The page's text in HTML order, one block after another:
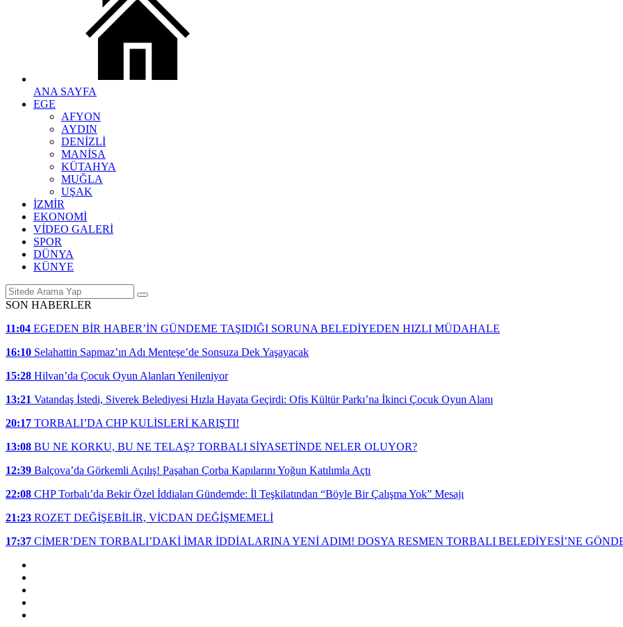
ANA SAYFA
EGE
AFYON
AYDIN
DENİZLİ
MANİSA
KÜTAHYA
MUĞLA
UŞAK
İZMİR
EKONOMİ
VİDEO GALERİ
SPOR
DÜNYA
KÜNYE
SON HABERLER
11:04 EGEDEN BİR HABER’İN GÜNDEME TAŞIDIĞI SORUNA BELEDİYEDEN HIZLI MÜDAHALE
16:10 Selahattin Sapmaz’ın Adı Menteşe’de Sonsuza Dek Yaşayacak
15:28 Hilvan’da Çocuk Oyun Alanları Yenileniyor
13:21 Vatandaş İstedi, Siverek Belediyesi Hızla Hayata Geçirdi: Ofis Kültür Parkı’na İkinci Çocuk Oyun Alanı
20:17 TORBALI’DA CHP KULİSLERİ KARIŞTI!
13:08 BU NE KORKU, BU NE TELAŞ? TORBALI SİYASETİNDE NELER OLUYOR?
12:39 Balçova’da Görkemli Açılış! Paşahan Çorba Kapılarını Yoğun Katılımla Açtı
22:08 CHP Torbalı’da Bekir Özel İddiaları Gündemde: İl Teşkilatından “Böyle Bir Çalışma Yok” Mesajı
21:23 ROZET DEĞİŞEBİLİR, VİCDAN DEĞİŞMEMELİ
17:37 CİMER’DEN TORBALI’DAKİ İMAR İDDİALARINA YENİ ADIM! DOSYA RESMEN TORBALI BELEDİYESİ’NE